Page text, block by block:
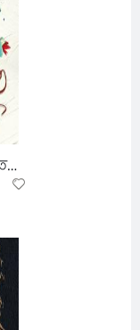
স্ব নির্বাচিত কবিতা